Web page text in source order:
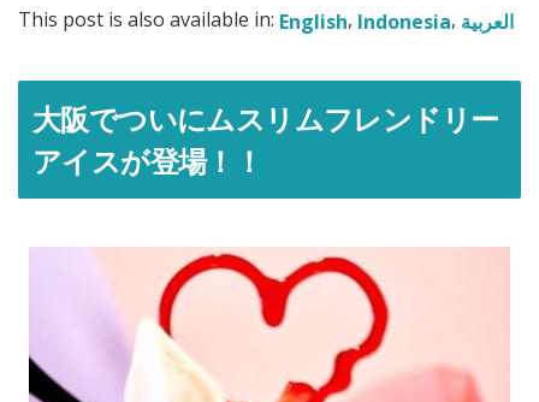
This post is also available in: English Indonesia العربية
大阪でついにムスリムフレンドリー
アイスが登場！！